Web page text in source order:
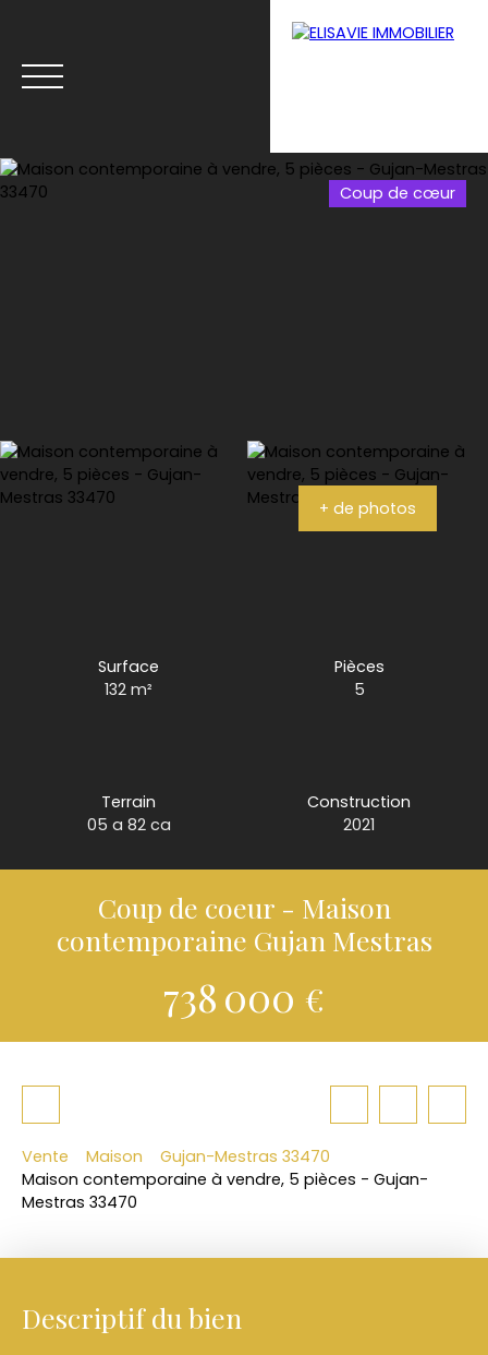
Coup de cœur
+ de photos
Surface
132m²
Pièces
5
Terrain
05 a 82 ca
Construction
2021
Coup de coeur - Maison
contemporaine Gujan Mestras
738 000 €
Vente Maison
Gujan-Mestras 33470
Maison contemporaine à vendre, 5 pièces - Gujan-
Mestras 33470
Descriptif du bien